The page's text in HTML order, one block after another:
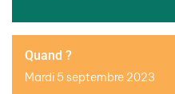
Quand ?
Mardi 5 septembre 2023